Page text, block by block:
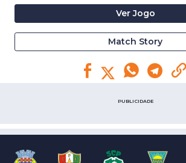
Ver Jogo
Match Story
PUBLICIDADE